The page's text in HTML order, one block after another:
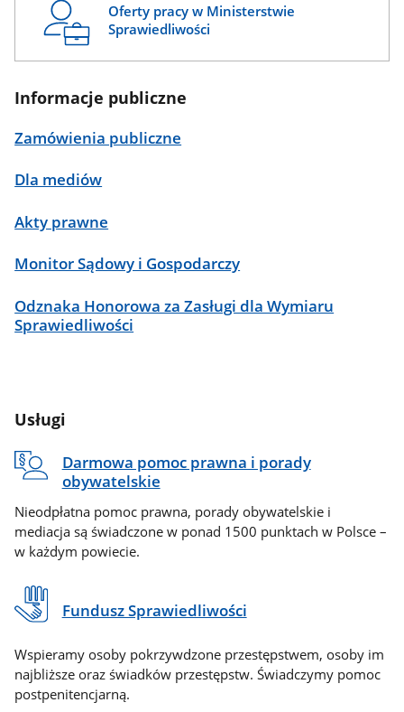
Oferty pracy w Ministerstwie
Sprawiedliwości
Informacje publiczne
Zamówienia publiczne
Dla mediów
Akty prawne
Monitor Sądowy i Gospodarczy
Odznaka Honorowa za Zasługi dla Wymiaru
Sprawiedliwości
Usługi
Darmowa pomoc prawna i porady
obywatelskie
Nieodpłatna pomoc prawna, porady obywatelskie i
mediacja są świadczone w ponad 1500 punktach w Polsce –
w każdym powiecie.
Fundusz Sprawiedliwości
Wspieramy osoby pokrzywdzone przestępstwem, osoby im
najbliższe oraz świadków przestępstw. Świadczymy pomoc
postpenitencjarną.